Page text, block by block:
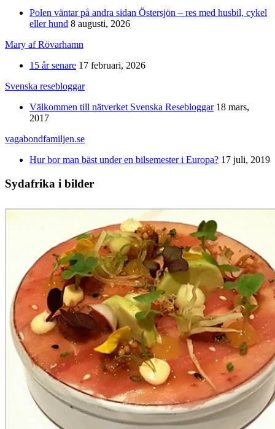
Polen väntar på andra sidan Östersjön – res med husbil, cykel
eller hund 8 augusti, 2026
Mary af Rövarhamn
15 år senare 17 februari, 2026
Svenska resebloggar
Välkommen till nätverket Svenska Resebloggar 18 mars,
2017
vagabondfamiljen.se
Hur bor man bäst under en bilsemester i Europa? 17 juli, 2019
Sydafrika i bilder